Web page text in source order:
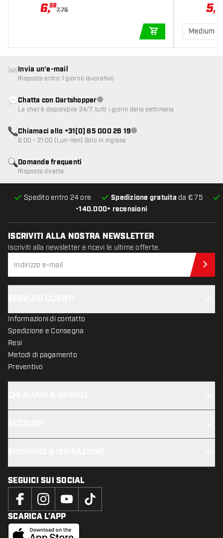
6,59
7,75
AGGIUNGI AL
5,10
Medium
•140.000+ recensioni
Spedito entro 24 ore Spedizione gratuita da € 75
Domande frequenti
Risposta diretta
Invia un'e-mail
Risposta entro 1 giorno lavorativo
Chatta con DartshopperServizio clienti non disponibile
La chat è disponibile 24/7, tutti i giorni della settimana
Chiamaci allo +31(0) 85 000 26 19Servizio clienti non disponibile
8:00 - 21:00 (Lun-Ven) Solo in inglese
ISCRIVITI ALLA NOSTRA NEWSLETTER
Iscriviti alla newsletter e ricevi le ultime offerte.
Informazioni di contatto
Spedizione e Consegna
Resi
Metodi di pagamento
Preventivo
SEGUICI SUI SOCIAL
SCARICA L’APP